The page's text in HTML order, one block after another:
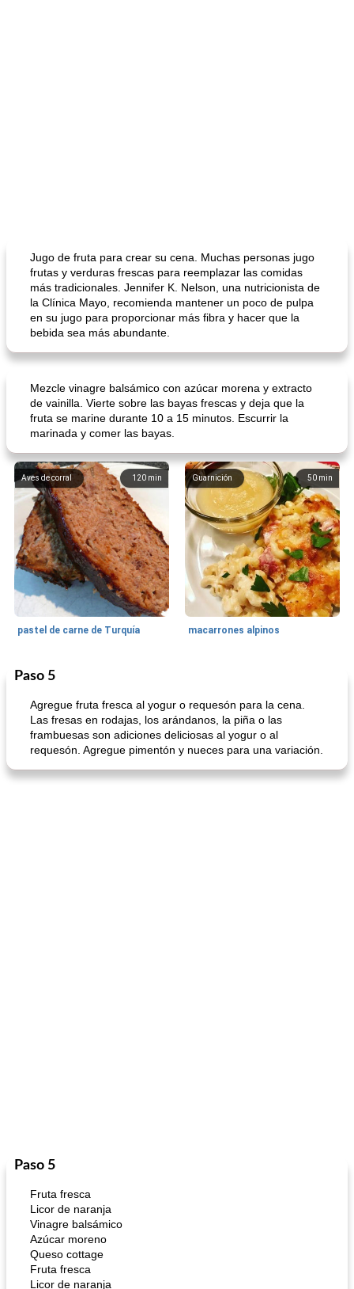
Jugo de fruta para crear su cena. Muchas personas jugo
frutas y verduras frescas para reemplazar las comidas
más tradicionales. Jennifer K. Nelson, una nutricionista de
la Clínica Mayo, recomienda mantener un poco de pulpa
en su jugo para proporcionar más fibra y hacer que la
bebida sea más abundante.
Mezcle vinagre balsámico con azúcar morena y extracto
de vainilla. Vierte sobre las bayas frescas y deja que la
fruta se marine durante 10 a 15 minutos. Escurrir la
marinada y comer las bayas.
120 min
Aves de corral
pastel de carne de Turquía
50 min
Guarnición
macarrones alpinos
Cocina del mundo
Paso 5
Agregue fruta fresca al yogur o requesón para la cena.
Las fresas en rodajas, los arándanos, la piña o las
frambuesas son adiciones deliciosas al yogur o al
requesón. Agregue pimentón y nueces para una variación.
Paso 5
Fruta fresca
Licor de naranja
Vinagre balsámico
Azúcar moreno
Queso cottage
Fruta fresca
Licor de naranja